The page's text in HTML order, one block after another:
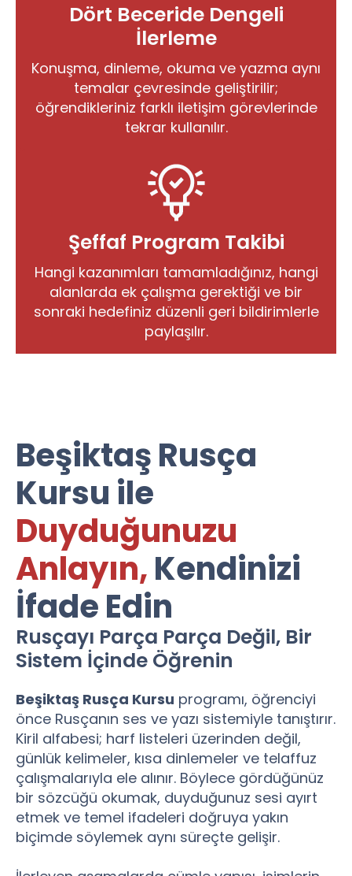
Dört Beceride Dengeli
İlerleme
Konuşma, dinleme, okuma ve yazma aynı
temalar çevresinde geliştirilir;
öğrendikleriniz farklı iletişim görevlerinde
tekrar kullanılır.
Şeffaf Program Takibi
Hangi kazanımları tamamladığınız, hangi
alanlarda ek çalışma gerektiği ve bir
sonraki hedefiniz düzenli geri bildirimlerle
paylaşılır.
Beşiktaş Rusça
Kursu ile
Duyduğunuzu
Anlayın,Kendinizi
İfade Edin
Rusçayı Parça Parça Değil, Bir
Sistem İçinde Öğrenin
Beşiktaş Rusça Kursu programı, öğrenciyi
önce Rusçanın ses ve yazı sistemiyle tanıştırır.
Kiril alfabesi; harf listeleri üzerinden değil,
günlük kelimeler, kısa dinlemeler ve telaffuz
çalışmalarıyla ele alınır. Böylece gördüğünüz
bir sözcüğü okumak, duyduğunuz sesi ayırt
etmek ve temel ifadeleri doğruya yakın
biçimde söylemek aynı süreçte gelişir.